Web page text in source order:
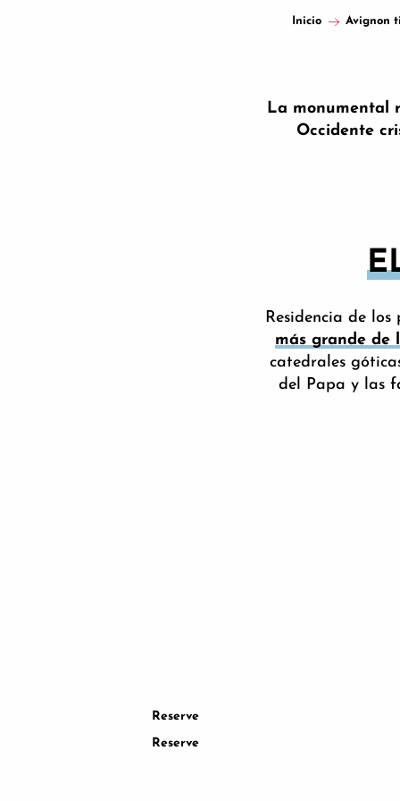
Inicio Avignon
La monumental
Occidente
Residencia de
más grande de
catedrales
del Papa y las
AVIGNON Y LOS JARDINES
Reserve
Reserve